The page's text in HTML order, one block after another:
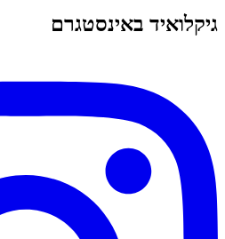
גיקלואיד באינסטגרם